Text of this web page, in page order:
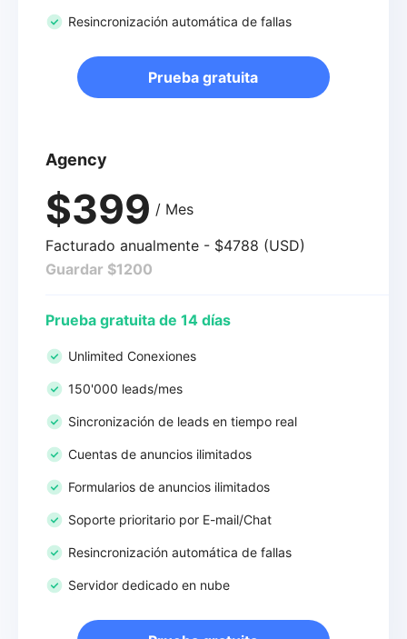
Resincronización automática de fallas
Prueba gratuita
Agency
$399 / Mes
Facturado anualmente - $4788 (USD)
Guardar $1200
Prueba gratuita de 14 días
Unlimited Conexiones
150'000 leads/mes
Sincronización de leads en tiempo real
Cuentas de anuncios ilimitados
Formularios de anuncios ilimitados
Soporte prioritario por E-mail/Chat
Resincronización automática de fallas
Servidor dedicado en nube